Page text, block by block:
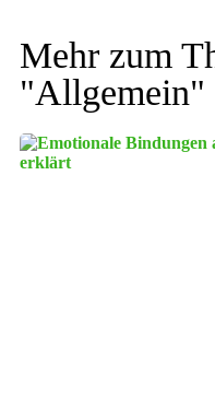
Mehr zum
"Allgemein"